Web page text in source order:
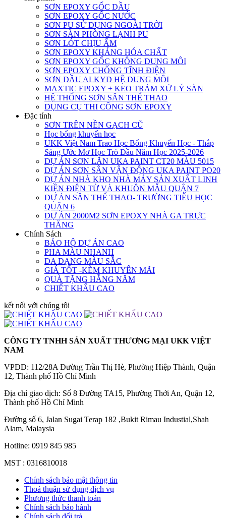
SƠN EPOXY GỐC DẦU
SƠN EPOXY GỐC NƯỚC
SƠN PU SỬ DỤNG NGOÀI TRỜI
SƠN SÀN PHÒNG LẠNH PU
SƠN LÓT CHỊU ẨM
SƠN EPOXY KHÁNG HÓA CHẤT
SƠN EPOXY GỐC KHÔNG DUNG MÔI
SƠN EPOXY CHỐNG TĨNH ĐIỆN
SƠN DẦU ALKYD HỆ DUNG MÔI
MAXTIC EPOXY + KEO TRÁM XỬ LÝ SÀN
HỆ THỐNG SƠN SÂN THỂ THAO
DỤNG CỤ THI CÔNG SƠN EPOXY
Đặc tính
SƠN TRÊN NỀN GẠCH CŨ
Học bổng khuyến học
UKK Việt Nam Trao Học Bổng Khuyến Học - Thắp
Sáng Ước Mơ Học Trò Đầu Năm Học 2025-2026
DỰ ÁN SƠN LĂN UKA PAINT CT20 MÀU 5015
DỰ ÁN SƠN SÂN VẬN ĐỘNG UKA PAINT PO20
DỰ ÁN NHÀ KHO NHÀ MÁY SẢN XUẤT LINH
KIỆN ĐIỆN TỪ VÀ KHUÔN MẪU QUẬN 7
DỰ ÁN SÂN THỂ THAO- TRƯỜNG TIỂU HỌC
QUẬN 6
DỰ ÁN 2000M2 SƠN EPOXY NHÀ GA TRỰC
THĂNG
Chính Sách
BẢO HỘ DỰ ÁN CAO
PHA MÀU NHANH
ĐA DẠNG MÀU SẮC
GIÁ TỐT -KÈM KHUYẾN MÃI
QUÀ TẶNG HẰNG NĂM
CHIẾT KHẤU CAO
kết nối với chúng tôi
CÔNG TY TNHH SẢN XUẤT THƯƠNG MẠI UKK VIỆT
NAM
VPĐD: 112/28A Đường Trần Thị Hè, Phường Hiệp Thành, Quận
12, Thành phố Hồ Chí Minh
Địa chỉ giao dịch: Số 8 Đường TA15, Phường Thới An, Quận 12,
Thành phố Hồ Chí Minh
Đường số 6, Jalan Sugai Terap 182 ,Bukit Rimau Industial,Shah
Alam, Malaysia
Hotline: 0919 845 985
MST : 0316810018
Chính sách bảo mật thông tin
Thoả thuận sử dụng dịch vụ
Phương thức thanh toán
Chính sách bảo hành